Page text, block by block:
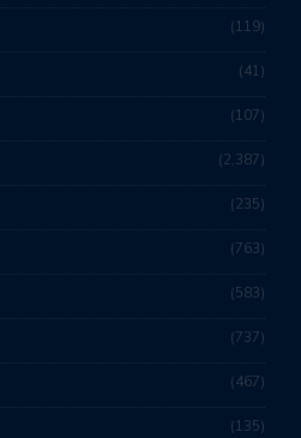
119
41
107
2,387
235
763
583
737
467
135